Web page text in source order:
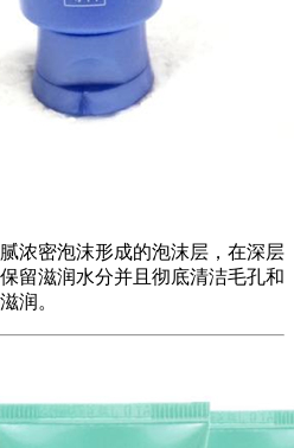
浓密泡沫形成的泡沫层，在深层
留滋润水分并且彻底清洁毛孔和
润。